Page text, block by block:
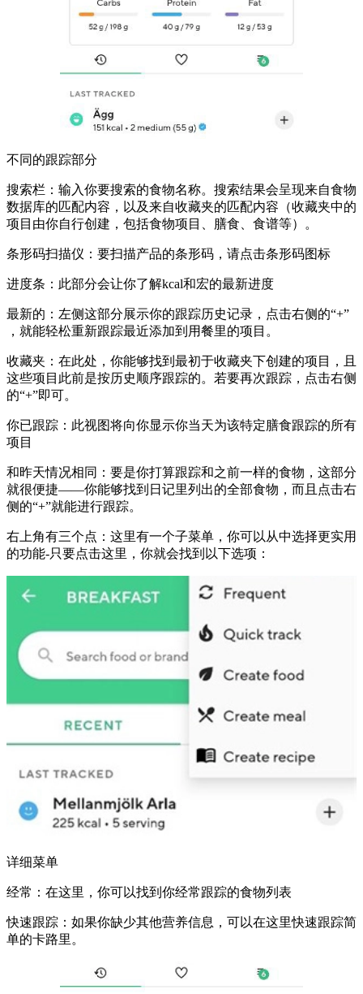
不同的跟踪部分
搜索栏：输入你要搜索的食物名称。搜索结果会呈现来自食物
数据库的匹配内容，以及来自收藏夹的匹配内容（收藏夹中的
项目由你自行创建，包括食物项目、膳食、食谱等）。
条形码扫描仪： 要扫描产品的条形码，请点击条形码图标
进度条： 此部分会让你了解kcal和宏的最新进度
最新的：左侧这部分展示你的跟踪历史记录，点击右侧的“+”
，就能轻松重新跟踪最近添加到用餐里的项目。
收藏夹：在此处，你能够找到最初于收藏夹下创建的项目，且
这些项目此前是按历史顺序跟踪的。若要再次跟踪，点击右侧
的“+”即可。
你已跟踪： 此视图将向你显示你当天为该特定膳食跟踪的所有
项目
和昨天情况相同：要是你打算跟踪和之前一样的食物，这部分
就很便捷——你能够找到日记里列出的全部食物，而且点击右
侧的“+”就能进行跟踪。
右上角有三个点： 这里有一个子菜单，你可以从中选择更实用
的功能-只要点击这里，你就会找到以下选项：
详细菜单
经常： 在这里，你可以找到你经常跟踪的食物列表
快速跟踪： 如果你缺少其他营养信息，可以在这里快速跟踪简
单的卡路里。